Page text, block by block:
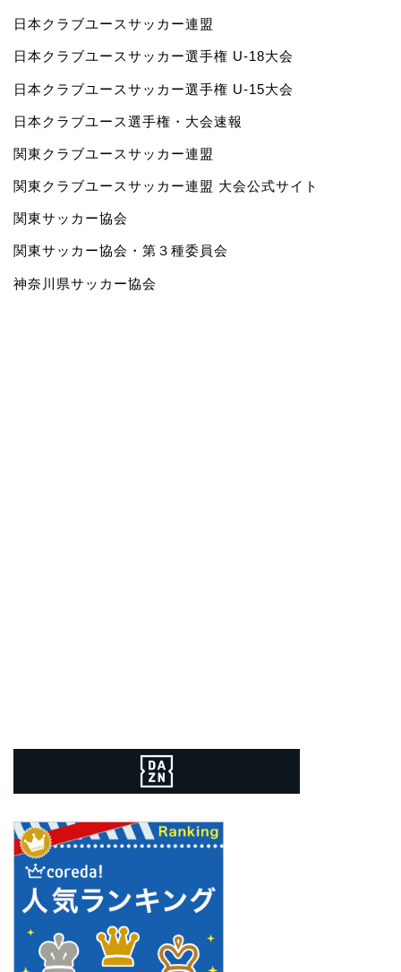
日本クラブユースサッカー連盟
日本クラブユースサッカー選手権 U-18大会
日本クラブユースサッカー選手権 U-15大会
日本クラブユース選手権・大会速報
関東クラブユースサッカー連盟
関東クラブユースサッカー連盟 大会公式サイト
関東サッカー協会
関東サッカー協会・第３種委員会
神奈川県サッカー協会